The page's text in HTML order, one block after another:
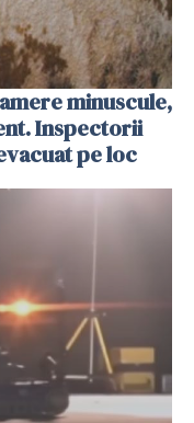
minuscule,
Inspectorii
pe loc